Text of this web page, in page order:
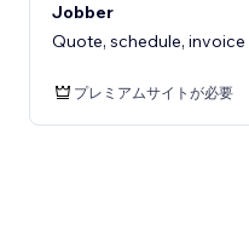
Jobber
Quote, schedule,
プレミアムサイトが必要